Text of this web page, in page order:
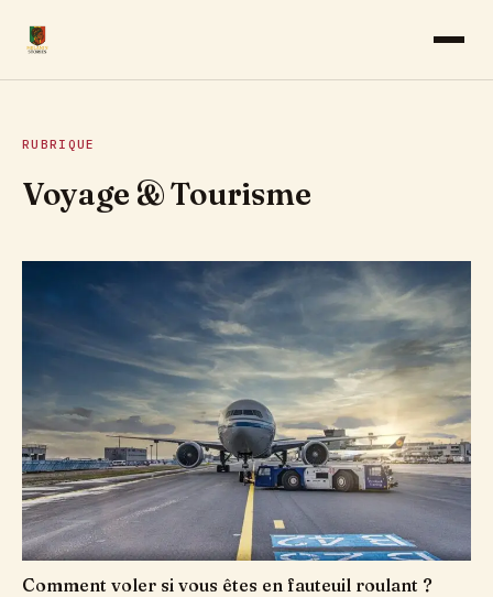
VOYAGE & TOURISME
RUBRIQUE
Voyage & Tourisme
Comment voler si vous êtes en fauteuil roulant ?